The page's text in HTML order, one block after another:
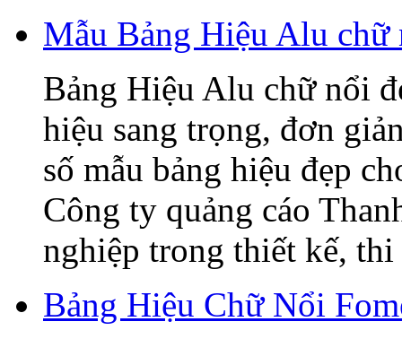
Mẫu Bảng Hiệu Alu chữ
Bảng Hiệu Alu chữ nổi
hiệu sang trọng, đơn
số mẫu bảng hiệu đẹp
Công ty quảng cáo
nghiệp trong thiết kế, thi
Bảng Hiệu Chữ Nổi